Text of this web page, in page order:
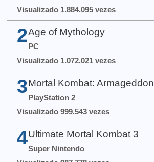
Visualizado 1.884.095 vezes
2 Age of Mythology
PC
Visualizado 1.072.021 vezes
3 Mortal Kombat: Armageddon
PlayStation 2
Visualizado 999.543 vezes
4 Ultimate Mortal Kombat 3
Super Nintendo